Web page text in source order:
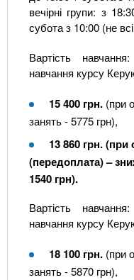
вечірні групи: з
субота з 10:00 (не
Вартість
навчання курсу
15 400 грн. (при
занять - 5775 грн),
13 860 грн.(при
(передоплата) –
1540 грн).
Вартість
навчання курсу
18 100 грн. (при
занять - 5870 грн),